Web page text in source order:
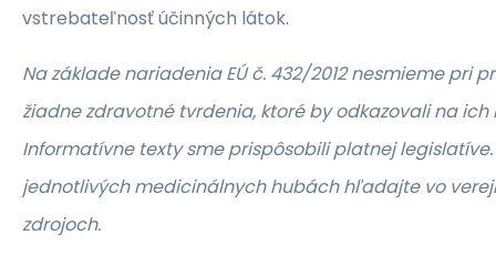
vstrebateľnosť účinných látok.
Na základe nariadenia EÚ č. 432/2012 nesmieme pri
žiadne zdravotné tvrdenia, ktoré by odkazovali na
Informatívne texty sme prispôsobili platnej
jednotlivých medicinálnych hubách hľadajte vo
zdrojoch.